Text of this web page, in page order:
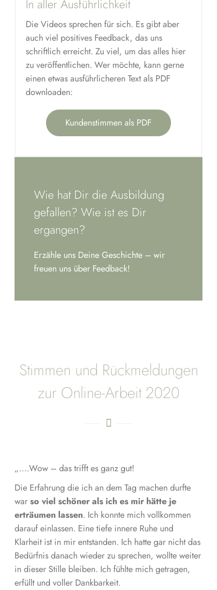
In aller Ausführlichkeit
Die Videos sprechen für sich. Es gibt aber
auch viel positives Feedback, das uns
schriftlich erreicht. Zu viel, um das alles hier
zu veröffentlichen. Wer möchte, kann gerne
einen etwas ausführlicheren Text als PDF
downloaden:
Kundenstimmen als PDF
Wie hat Dir die Ausbildung
gefallen? Wie ist es Dir
ergangen?
Erzähle uns Deine Geschichte – wir
freuen uns über Feedback!
Stimmen und Rückmeldungen
zur Online-Arbeit 2020
„….Wow – das trifft es ganz gut!
Die Erfahrung die ich an dem Tag machen durfte
warso viel schöner als ich es mir hätte je
erträumen lassen. Ich konnte mich vollkommen
darauf einlassen. Eine tiefe innere Ruhe und
Klarheit ist in mir entstanden. Ich hatte gar nicht das
Bedürfnis danach wieder zu sprechen, wollte weiter
in dieser Stille bleiben. Ich fühlte mich getragen,
erfüllt und voller Dankbarkeit.